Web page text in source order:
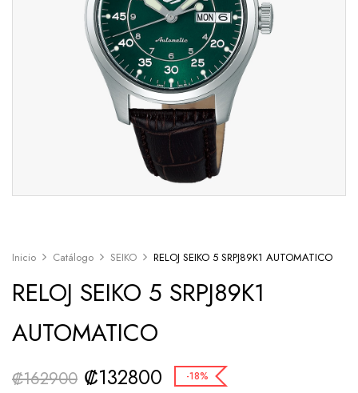
Inicio Catálogo SEIKO RELOJ SEIKO 5 SRPJ89K1 AUTOMATICO
RELOJ SEIKO 5 SRPJ89K1
AUTOMATICO
₡162900 ₡132800 -18%